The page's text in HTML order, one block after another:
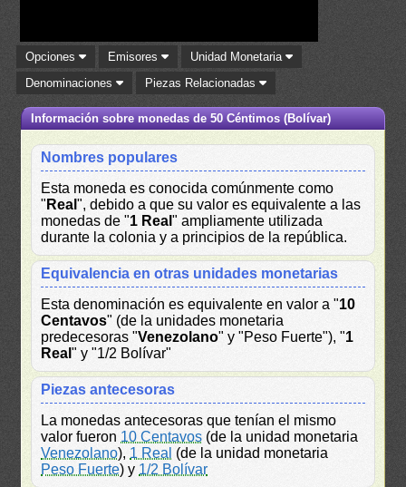
Opciones Emisores
Unidad Monetaria
Denominaciones
Piezas Relacionadas
Información sobre monedas de 50 Céntimos (Bolívar)
Nombres populares
Esta moneda es conocida comúnmente como
" Real", debido a que su valor es equivalente a las
monedas de "1 Real" ampliamente utilizada
durante la colonia y a principios de la república.
Equivalencia en otras unidades monetarias
Esta denominación es equivalente en valor a "10
Centavos" (de la unidades monetaria
predecesoras "Venezolano" y "Peso Fuerte"), "1
Real" y "1/2 Bolívar"
Piezas antecesoras
La monedas antecesoras que tenían el mismo
valor fueron 10 Centavos (de la unidad monetaria
Venezolano), 1 Real (de la unidad monetaria
Peso Fuerte) y 1/2 Bolívar